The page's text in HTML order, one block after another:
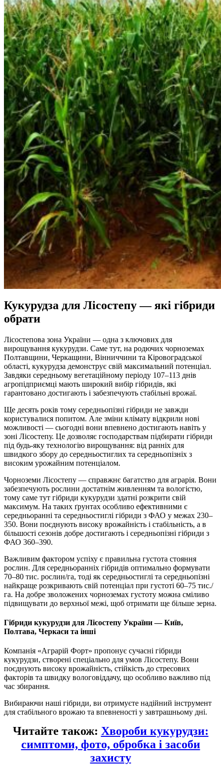
Кукурудза для Лісостепу — які гібриди
обрати
Лісостепова зона України — одна з ключових для
вирощування кукурудзи. Саме тут, на родючих чорноземах
Полтавщини, Черкащини, Вінниччини та Кіровоградської
області, кукурудза демонструє свій максимальний потенціал.
Завдяки середньому вегетаційному періоду 107–113 днів
агропідприємці мають широкий вибір гібридів, які
гарантовано достигають і забезпечують стабільні врожаї.
Ще десять років тому середньопізні гібриди не завжди
користувалися попитом. Але зміни клімату відкрили нові
можливості — сьогодні вони впевнено достигають навіть у
зоні Лісостепу. Це дозволяє господарствам підбирати гібриди
під будь-яку технологію вирощування: від ранніх для
швидкого збору до середньостиглих та середньопізніх з
високим урожайним потенціалом.
Чорноземи Лісостепу — справжнє багатство для аграрія. Вони
забезпечують рослини достатнім живленням та вологістю,
тому саме тут гібриди кукурудзи здатні розкрити свій
максимум. На таких ґрунтах особливо ефективними є
середньоранні та середньостиглі гібриди з ФАО у межах 230–
350. Вони поєднують високу врожайність і стабільність, а в
більшості сезонів добре достигають і середньопізні гібриди з
ФАО 360–390.
Важливим фактором успіху є правильна густота стояння
рослин. Для середньоранніх гібридів оптимально формувати
70–80 тис. рослин/га, тоді як середньостиглі та середньопізні
найкраще розкривають свій потенціал при густоті 60–75 тис./
га. На добре зволожених чорноземах густоту можна сміливо
підвищувати до верхньої межі, щоб отримати ще більше зерна.
Гібриди кукурудзи для Лісостепу України — Київ,
Полтава, Черкаси та інші
Компанія «Аграрій Форт» пропонує сучасні гібриди
кукурудзи, створені спеціально для умов Лісостепу. Вони
поєднують високу врожайність, стійкість до стресових
факторів та швидку вологовіддачу, що особливо важливо під
час збирання.
Вибираючи наші гібриди, ви отримуєте надійний інструмент
для стабільного врожаю та впевненості у завтрашньому дні.
Читайте також: Хвороби кукурудзи:
симптоми, фото, обробка і засоби
захисту